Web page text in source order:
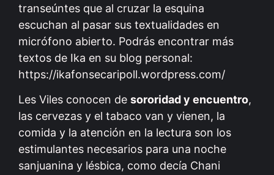
transeúntes que al cruzar la esquina
escuchan al pasar sus textualidades en
micrófono abierto. Podrás encontrar más
textos de Ika en su blog personal:
https://ikafonsecaripoll.wordpress.com/
Les Viles conocen de sororidad y encuentro,
las cervezas y el tabaco van y vienen, la
comida y la atención en la lectura son los
estimulantes necesarios para una noche
sanjuanina y lésbica, como decía Chani